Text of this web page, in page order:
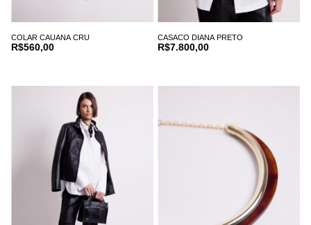
COLAR CAUANA CRU
R$560,00
CASACO DIANA PRETO
R$7.800,00